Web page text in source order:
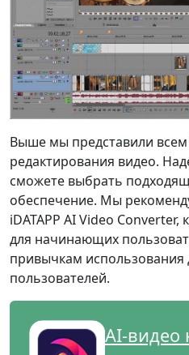
Выше мы представили
редактирования видео.
сможете выбрать
обеспечение. Мы
iDATAPP AI Video
для начинающих
привычкам
пользователей.
AI-видео
Bahasa Melayu
ไทย
Română
Gaeilge
繁